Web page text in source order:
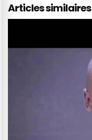
Articles similaires